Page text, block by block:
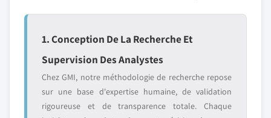
1. Conception De La Recherche Et
Supervision Des Analystes
Chez GMI, notre méthodologie de recherche repose
sur une base d'expertise humaine, de validation
rigoureuse et de transparence totale. Chaque